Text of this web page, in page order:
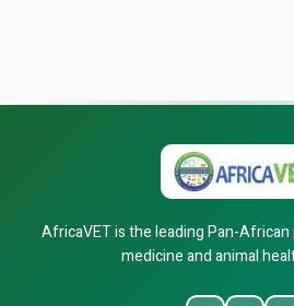
AfricaVET is the leading Pan-
medicine and animal